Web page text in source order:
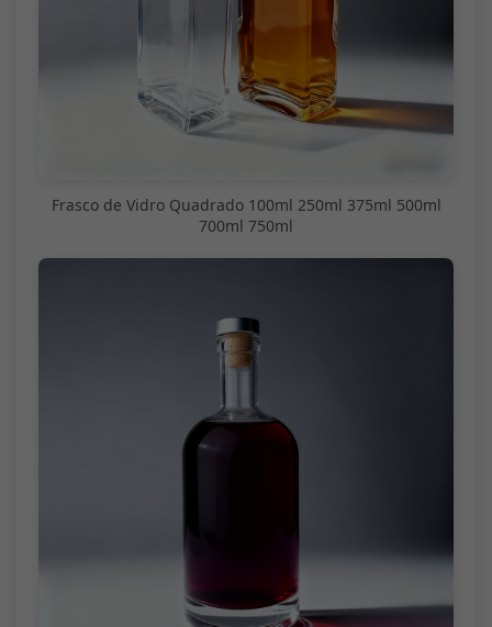
Frasco de Vidro Quadrado 100ml 250ml 375ml 500ml
700ml 750ml